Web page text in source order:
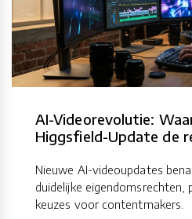
AI-Videorevolutie:
Higgsfield-Update de
Nieuwe AI-videoupdates
duidelijke eigendomsrechten,
keuzes voor contentmakers.